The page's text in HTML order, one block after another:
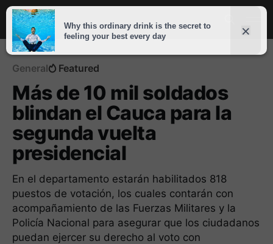
General Featured
Más de 10 mil soldados
blindan el Cauca para la
segunda vuelta
presidencial
En el departamento estarán habilitados 818
puestos de votación, los cuales contarán con
acompañamiento de las Fuerzas Militares y la
Policía Nacional para asegurar que los ciudadanos
puedan ejercer su derecho al voto con